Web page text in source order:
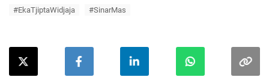
#EkaTjiptaWidjaja #SinarMas